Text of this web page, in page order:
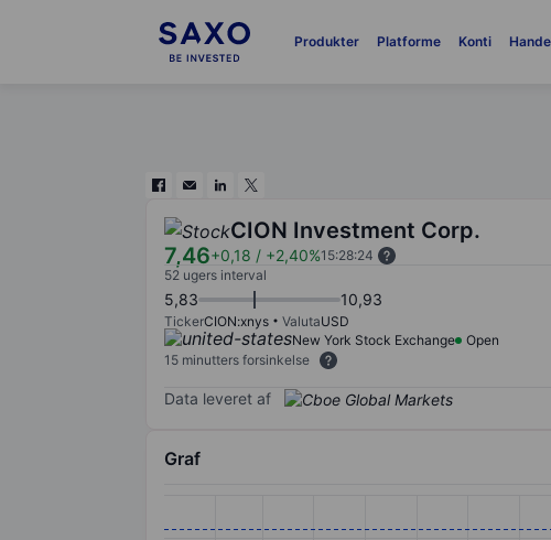
Produkter Platforme Konti
CION Investment Corp.
7,46+0,18 / +2,40%15:28:24
52 ugers interval
5,83 10,93
TickerCION:xnys ValutaUSD
New York Stock Exchange
Open
15 minutters forsinkelse
Data leveret af
Graf